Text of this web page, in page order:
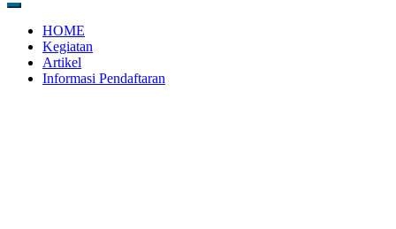
HOME
Kegiatan
Artikel
Informasi Pendaftaran